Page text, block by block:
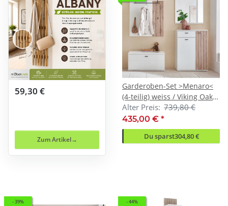
59,30 €
Zum Artikel
Garderoben-Set >Menaro<
(4-teilig) weiss / Viking Oak
Dekor - 185x198x37 (BxHxT)
Alter Preis: 739,80 €
435,00 € *
Du sparst304,80 €
- 39% - 44%